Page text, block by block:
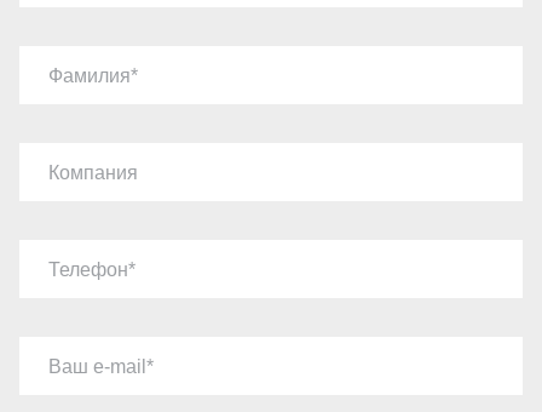
Фамилия
Компания
Телефон
Ваш e-mail